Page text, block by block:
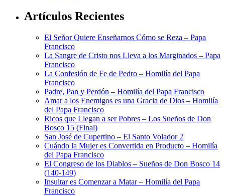
Artículos Recientes
El Señor Quiere Enseñarnos Cómo se Reza – Papa
Francisco
La Sangre de Cristo nos Lleva a los Marginados – Papa
Francisco
La Confesión de Fe de Pedro – Homilía del Papa
Francisco
Padre, Pan y Perdón – Homilía del Papa Francisco
Amar a los Enemigos es una Gracia de Dios – Homilía
del Papa Francisco
Ricos que Llegan a ser Pobres – Los Sueños de Don
Bosco 15 (Final)
San José de Cupertino – El Santo Volador 2
Cuándo la Mujer es Convertida en Producto – Homilía
del Papa Francisco
El Congreso de los Diablos – Sueños de Don Bosco 14
(140-149)
Insultar es Comenzar a Matar – Homilía del Papa
Francisco